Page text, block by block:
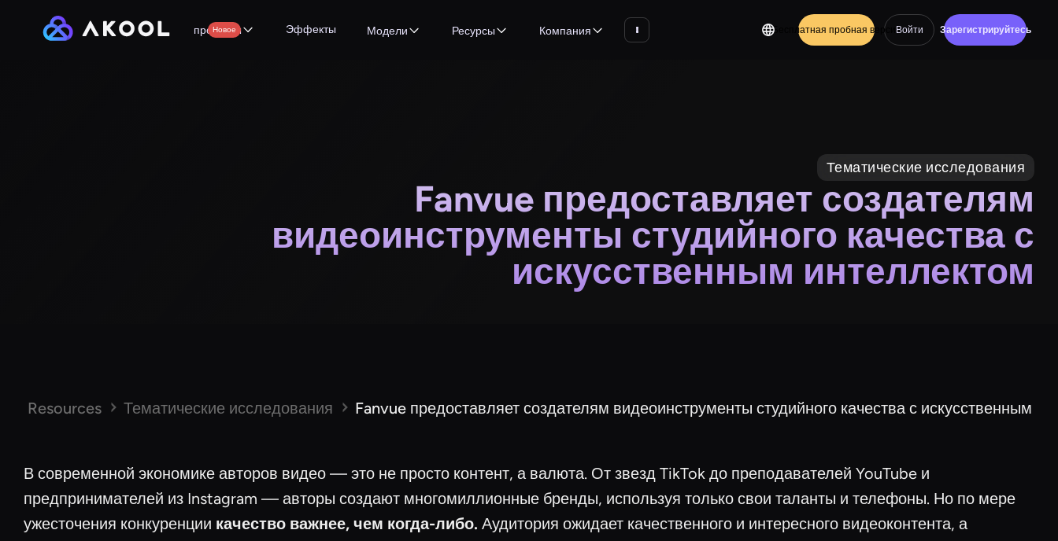
продукты
Новое Эффекты Модели Ресурсы Компания Бесплатная пробная версияВойти Зарегистрируйтесь
Тематические исследования
Fanvue предоставляет создателям
видеоинструменты студийного качества с
искусственным интеллектом
Resources Тематические исследования Fanvue предоставляет создателям видеоинструменты студийного качества с искусственным
В современной экономике авторов видео — это не просто контент, а валюта. От звезд TikTok до преподавателей YouTube и
предпринимателей из Instagram — авторы создают многомиллионные бренды, используя только свои таланты и телефоны. Но по мере
ужесточения конкуренции качество важнее, чем когда-либо. Аудитория ожидает качественного и интересного видеоконтента, а